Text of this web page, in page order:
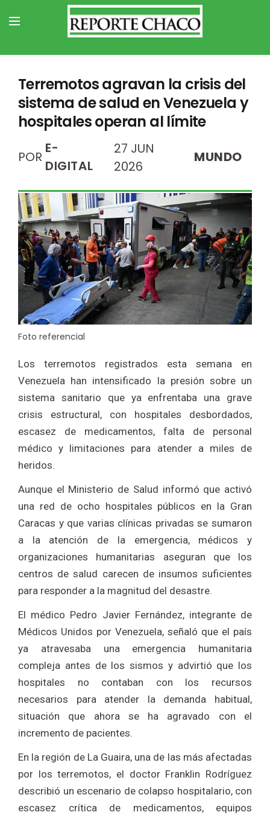
Terremotos agravan la crisis del
sistema de salud en Venezuela y
hospitales operan al límite
POR
E-
DIGITAL
27 JUN
2026
MUNDO
Foto referencial
Los terremotos registrados esta semana en
Venezuela han intensificado la presión sobre un
sistema sanitario que ya enfrentaba una grave
crisis estructural, con hospitales desbordados,
escasez de medicamentos, falta de personal
médico y limitaciones para atender a miles de
heridos.
Aunque el Ministerio de Salud informó que activó
una red de ocho hospitales públicos en la Gran
Caracas y que varias clínicas privadas se sumaron
a la atención de la emergencia, médicos y
organizaciones humanitarias aseguran que los
centros de salud carecen de insumos suficientes
para responder a la magnitud del desastre.
El médico Pedro Javier Fernández, integrante de
Médicos Unidos por Venezuela, señaló que el país
ya atravesaba una emergencia humanitaria
compleja antes de los sismos y advirtió que los
hospitales no contaban con los recursos
necesarios para atender la demanda habitual,
situación que ahora se ha agravado con el
incremento de pacientes.
En la región de La Guaira, una de las más afectadas
por los terremotos, el doctor Franklin Rodríguez
describió un escenario de colapso hospitalario, con
escasez crítica de medicamentos, equipos